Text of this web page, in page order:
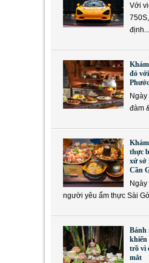
Với
định...
đỏ
đàm
thực
xứ sở
Cần
người yêu ẩm thực Sài
Bánh
khiến
trồ vì
mắt